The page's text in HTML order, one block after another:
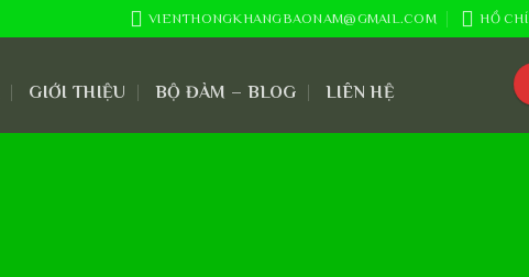
VIENTHONGKHANGBAONAM@GMAIL.COM HỒ
GIỚI THIỆU BỘ ĐÀM – BLOG LIÊN HỆ